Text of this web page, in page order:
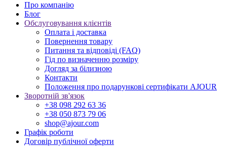
Про компанію
Блог
Обслуговування клієнтів
Оплата і доставка
Повернення товару
Питання та відповіді (FAQ)
Гід по визначенню розміру
Догляд за білизною
Контакти
Положення про подарункові сертифікати AJOUR
Зворотній зв'язок
+38 098 292 63 36
+38 050 873 79 06
shop@ajour.com
Графік роботи
Договір публічної оферти